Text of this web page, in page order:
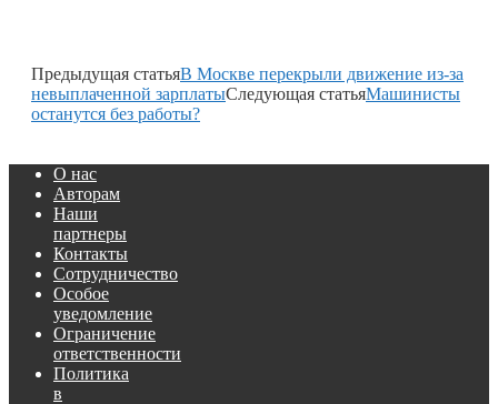
Предыдущая статьяВ Москве перекрыли движение из-за
невыплаченной зарплатыСледующая статьяМашинисты
останутся без работы?
О нас
Авторам
Наши
партнеры
Контакты
Сотрудничество
Особое
уведомление
Ограничение
ответственности
Политика
в